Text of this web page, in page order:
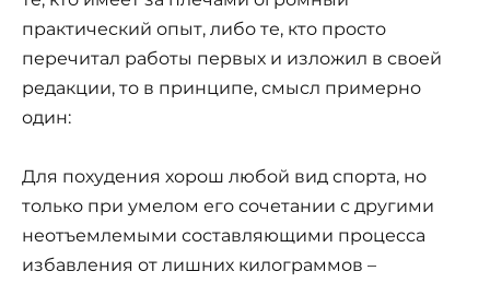
практический опыт, либо те, кто просто
перечитал работы первых и изложил в своей
редакции, то в принципе, смысл примерно
один:
Для похудения хорош любой вид спорта, но
только при умелом его сочетании с другими
неотъемлемыми составляющими процесса
избавления от лишних килограммов –